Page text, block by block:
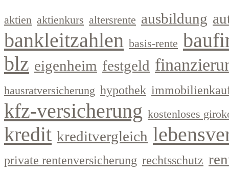
aktien aktienkurs altersrente ausbildung
bankleitzahlen basis-rente
blz eigenheim festgeld
hausratversicherung hypothek
kfz-versicherung kostenloses
kredit kreditvergleich
private rentenversicherung rechtsschutz